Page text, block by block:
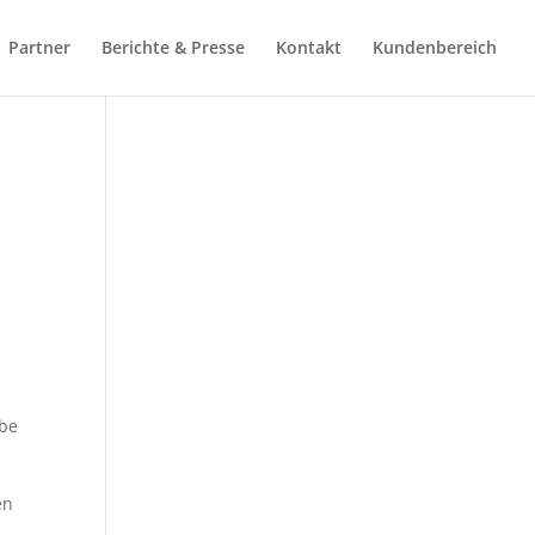
Partner Berichte & Presse Kontakt Kundenbereich